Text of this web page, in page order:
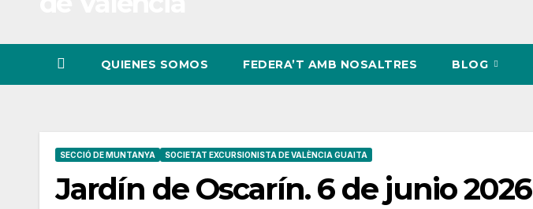
QUIENES SOMOS FEDERA’T AMB NOSALTRES BLOG
SECCIÓ DE MUNTANYA SOCIETAT EXCURSIONISTA DE VALÈNCIA GUAITA
Jardín de Oscarín. 6 de junio 2026